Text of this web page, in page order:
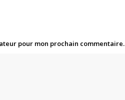
pour mon prochain commentaire.